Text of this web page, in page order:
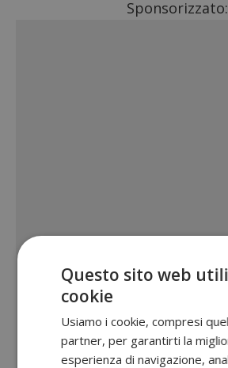
Sponsorizzato:
Questo sito web
cookie
Usiamo i cookie, compresi
partner, per garantirti la
esperienza di navigazione,